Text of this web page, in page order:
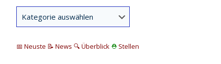
📅 Neuste 📝 News 🔍 Überblick ⛑ Stellen